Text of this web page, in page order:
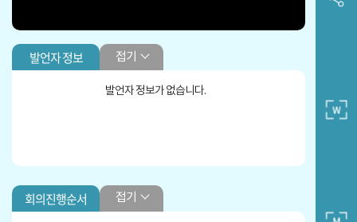
Video
발언자 정보 접기
발언자 정보가 없습니다.
서정인 프로필보기
복지건설위원
회의진행순서 접기